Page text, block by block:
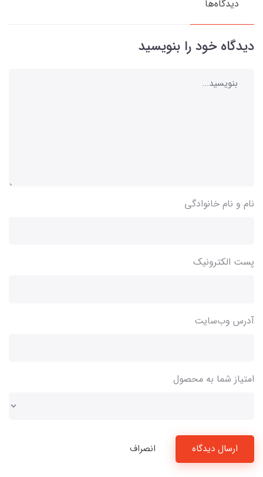
دیدگاه‌ها
دیدگاه خود را بنویسید
نام و نام خانوادگی
پست الکترونیک
آدرس وب‌سایت
امتیاز شما به محصول
ارسال دیدگاه انصراف